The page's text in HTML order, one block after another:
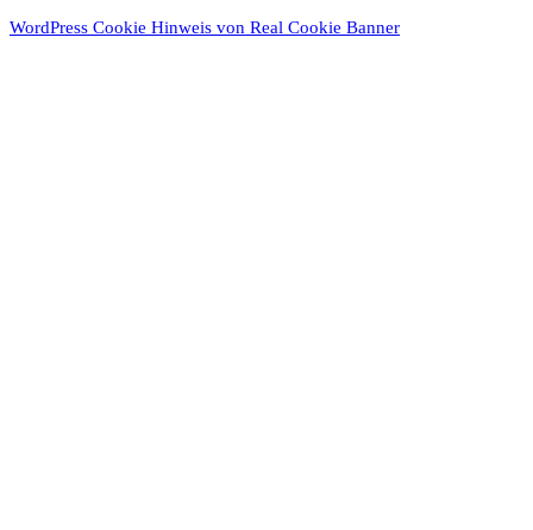
WordPress Cookie Hinweis von Real Cookie Banner